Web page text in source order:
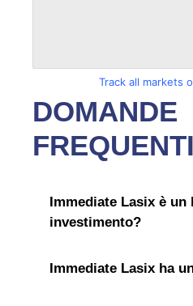
Track all markets
DOMANDE
FREQUENTI
Immediate Lasix è un
investimento?
Immediate Lasix ha